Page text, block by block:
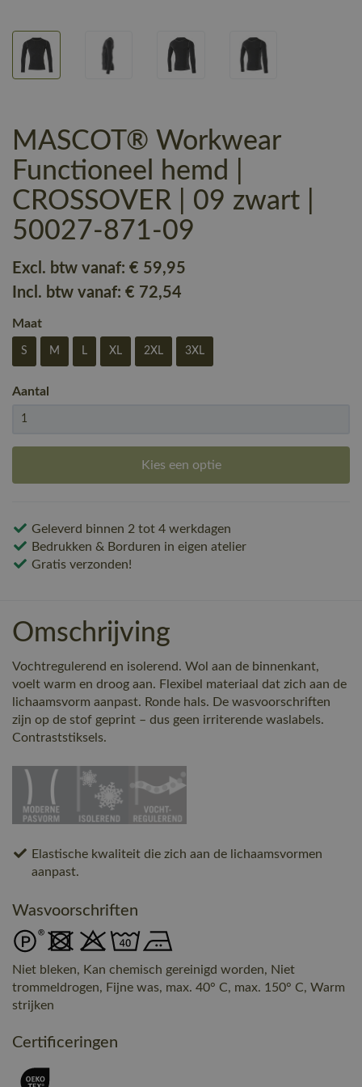
MASCOT® Workwear
Functioneel hemd |
CROSSOVER | 09 zwart |
50027-871-09
Excl. btw vanaf: € 59,95
Incl. btw vanaf: € 72,54
Maat
S M L XL 2XL 3XL
Aantal
Kies een optie
Geleverd binnen 2 tot 4 werkdagen
Bedrukken & Borduren in eigen atelier
Gratis verzonden!
Omschrijving
Vochtregulerend en isolerend. Wol aan de binnenkant,
voelt warm en droog aan. Flexibel materiaal dat zich aan de
lichaamsvorm aanpast. Ronde hals. De wasvoorschriften
zijn op de stof geprint – dus geen irriterende waslabels.
Contraststiksels.
Elastische kwaliteit die zich aan de lichaamsvormen
aanpast.
Wasvoorschriften
Niet bleken, Kan chemisch gereinigd worden, Niet
trommeldrogen, Fijne was, max. 40° C, max. 150° C, Warm
strijken
Certificeringen